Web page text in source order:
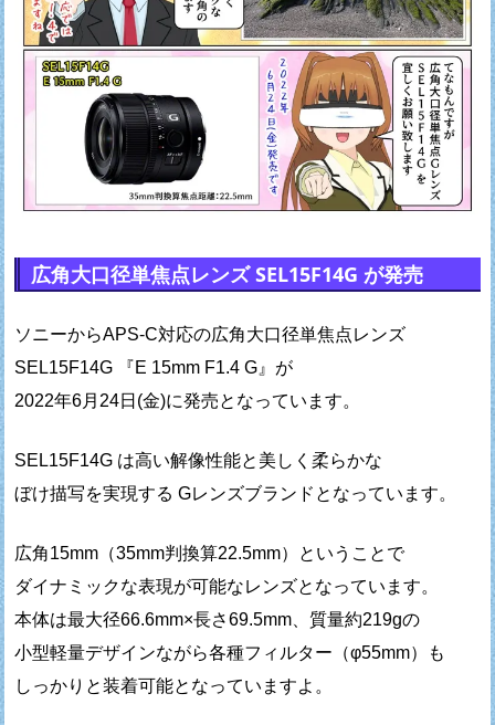
広角大口径単焦点レンズ SEL15F14G が発売
ソニーからAPS-C対応の広角大口径単焦点レンズ
SEL15F14G 『E 15mm F1.4 G』が
2022年6月24日(金)に発売となっています。
SEL15F14G は高い解像性能と美しく柔らかな
ぼけ描写を実現する Gレンズブランドとなっています。
広角15mm（35mm判換算22.5mm）ということで
ダイナミックな表現が可能なレンズとなっています。
本体は最大径66.6mm×長さ69.5mm、質量約219gの
小型軽量デザインながら各種フィルター（φ55mm）も
しっかりと装着可能となっていますよ。